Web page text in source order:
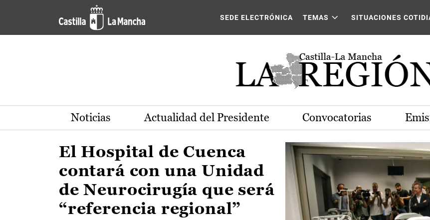
Pasar al contenido principal
Actualidad de la región de Castilla-La Mancha
SEDE ELECTRÓNICA TEMAS SITUACIONES
Noticias Actualidad del Presidente Convocatorias
El Hospital de Cuenca
contará con una Unidad
de Neurocirugía que será
“referencia regional”